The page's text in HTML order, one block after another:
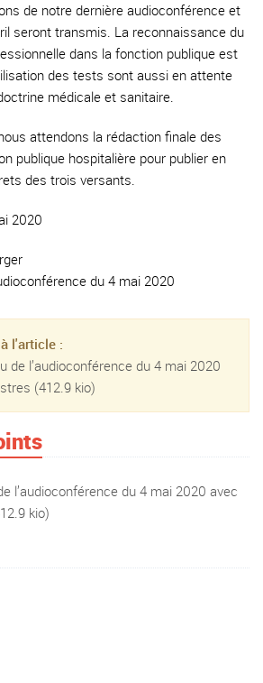
de notre dernière audioconférence et
seront transmis. La reconnaissance du
dans la fonction publique est
des tests sont aussi en attente
médicale et sanitaire.
attendons la rédaction finale des
publique hospitalière pour publier en
des trois versants.
2020
du 4 mai 2020
l'article :
de l’audioconférence du 4 mai 2020
(412.9 kio)
l’audioconférence du 4 mai 2020 avec
kio)